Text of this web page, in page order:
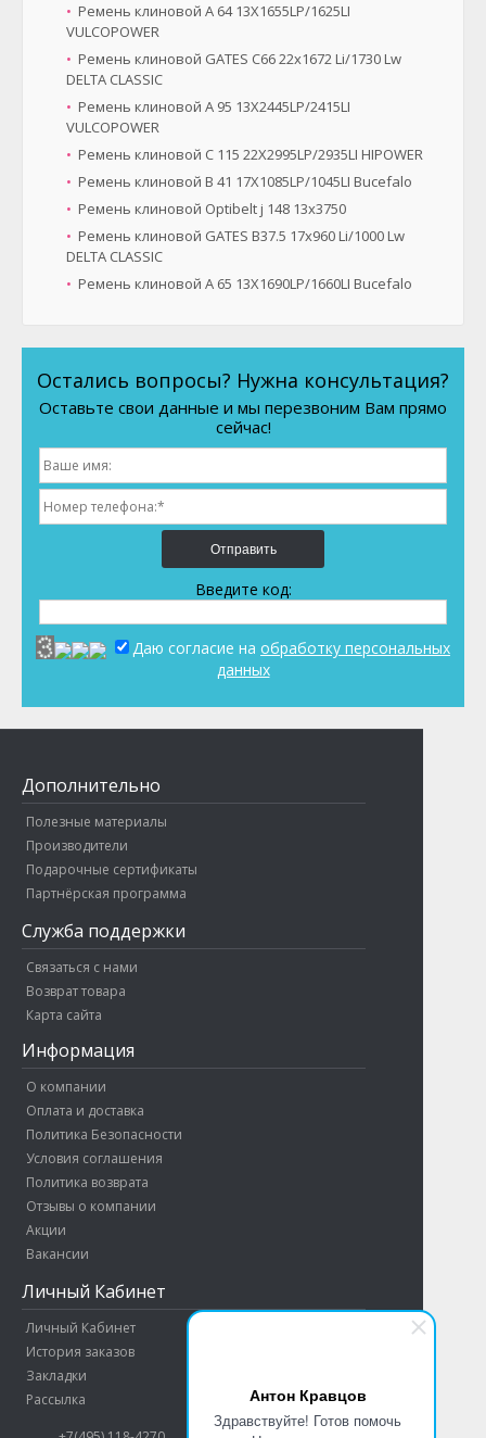
Антон Кравцов
Здравствуйте! Готов помочь
Ремень клиновой A 64 13X1655LP/1625LI
VULCOPOWER
Ремень клиновой GATES C66 22x1672 Li/1730 Lw
DELTA CLASSIC
Ремень клиновой A 95 13X2445LP/2415LI
VULCOPOWER
Ремень клиновой C 115 22X2995LP/2935LI HIPOWER
Ремень клиновой B 41 17X1085LP/1045LI Bucefalo
Ремень клиновой Optibelt ј 148 13х3750
Ремень клиновой GATES B37.5 17x960 Li/1000 Lw
DELTA CLASSIC
Ремень клиновой A 65 13X1690LP/1660LI Bucefalo
Остались вопросы? Нужна консультация?
Оставьте свои данные и мы перезвоним Вам прямо
сейчас!
Отправить
Введите код:
Даю согласие на обработку персональных
данных
Дополнительно
Полезные материалы
Производители
Подарочные сертификаты
Партнёрская программа
Служба поддержки
Связаться с нами
Возврат товара
Карта сайта
Информация
О компании
Оплата и доставка
Политика Безопасности
Условия соглашения
Политика возврата
Отзывы о компании
Акции
Вакансии
Личный Кабинет
Личный Кабинет
История заказов
Закладки
Рассылка